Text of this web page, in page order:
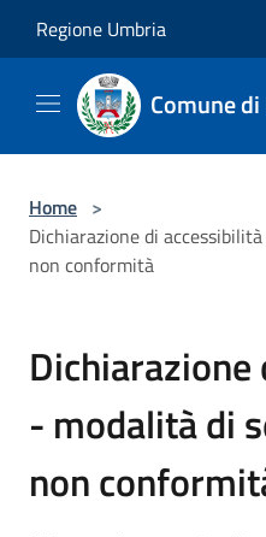
Regione Umbria
Comune
Home >
Dichiarazione di
non conformità
- modalità di
non